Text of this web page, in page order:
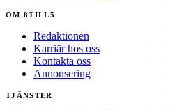
OM 8TILL5
Redaktionen
Karriär hos oss
Kontakta oss
Annonsering
TJÄNSTER